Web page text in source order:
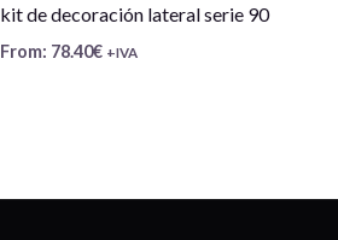
kit de decoración lateral serie 90
From: 78.40€ +IVA